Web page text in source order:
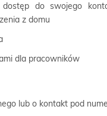
do swojego
z domu
dla pracowników
lub o kontakt pod